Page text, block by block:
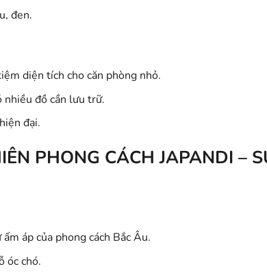
đen.
diện tích cho căn phòng nhỏ.
nhiều đồ cần lưu trữ.
đại.
PHONG CÁCH JAPANDI –
áp của phong cách Bắc Âu.
óc chó.